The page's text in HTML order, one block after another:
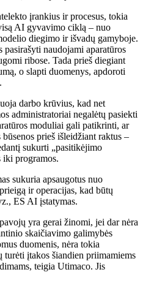
įrankius ir procesus, tokia
AI gyvavimo ciklą – nuo
diegimo ir išvadų gamyboje.
naudojami aparatūros
ribose. Tada prieš diegiant
o slapti duomenys, apdoroti
darbo krūvius, kad net
administratoriai negalėtų pasiekti
moduliai gali patikrinti, ar
prieš išleidžiant raktus –
sukurti „pasitikėjimo
iki programos.
sukuria apsaugotus nuo
ir operacijas, kad būtų
ES AI įstatymas.
yra gerai žinomi, jei dar nėra
skaičiavimo galimybės
duomenis, nėra tokia
turėti įtakos šiandien priimamiems
teigia Utimaco. Jis